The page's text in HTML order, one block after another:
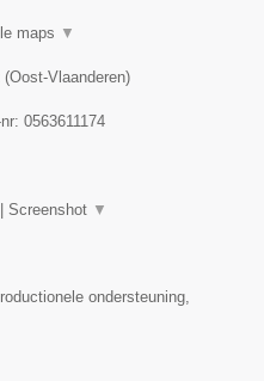
maps ▼
(Oost-Vlaanderen)
0563611174
Screenshot ▼
ondersteuning,